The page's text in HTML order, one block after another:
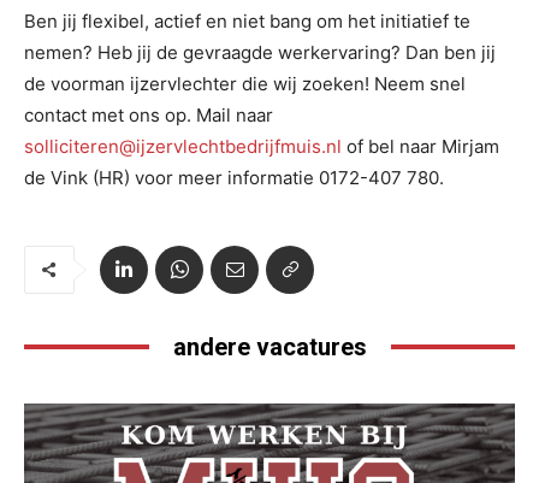
Ben jij flexibel, actief en niet bang om het initiatief te
nemen? Heb jij de gevraagde werkervaring? Dan ben jij
de voorman ijzervlechter die wij zoeken! Neem snel
contact met ons op. Mail naar
solliciteren@ijzervlechtbedrijfmuis.nl of bel naar Mirjam
de Vink (HR) voor meer informatie 0172-407 780.
andere vacatures